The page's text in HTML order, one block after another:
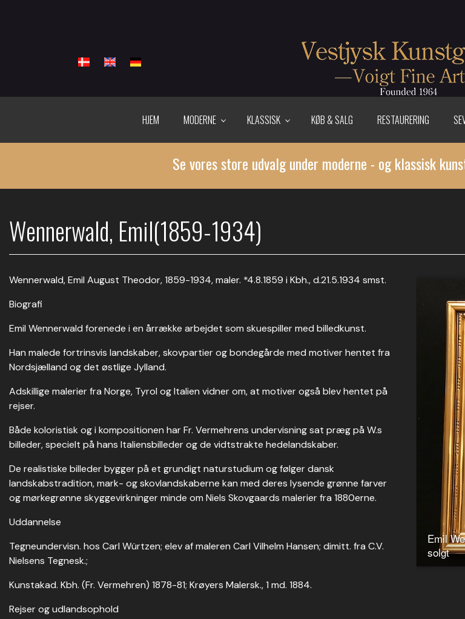
HJEM MODERNE KLASSISK KØB & SALG RESTAURERING
Se vores store udvalg under moderne - og klassisk
Wennerwald, Emil(1859-1934)
Wennerwald, Emil August Theodor, 1859-1934, maler. *4.8.1859 i Kbh., d.21.5.1934 smst.
Biografi
Emil Wennerwald forenede i en årrække arbejdet som skuespiller med billedkunst.
Han malede fortrinsvis landskaber, skovpartier og bondegårde med motiver hentet fra
Nordsjælland og det østlige Jylland.
Adskillige malerier fra Norge, Tyrol og Italien vidner om, at motiver også blev hentet på
rejser.
Både koloristisk og i kompositionen har Fr. Vermehrens undervisning sat præg på W.s
billeder, specielt på hans Italiensbilleder og de vidtstrakte hedelandskaber.
De realistiske billeder bygger på et grundigt naturstudium og følger dansk
landskabstradition, mark- og skovlandskaberne kan med deres lysende grønne farver
og mørkegrønne skyggevirkninger minde om Niels Skovgaards malerier fra 1880erne.
Uddannelse
Tegneundervisn. hos Carl Würtzen; elev af maleren Carl Vilhelm Hansen; dimitt. fra C.V.
Nielsens Tegnesk.;
Kunstakad. Kbh. (Fr. Vermehren) 1878-81; Krøyers Malersk., 1 md. 1884.
Rejser og udlandsophold